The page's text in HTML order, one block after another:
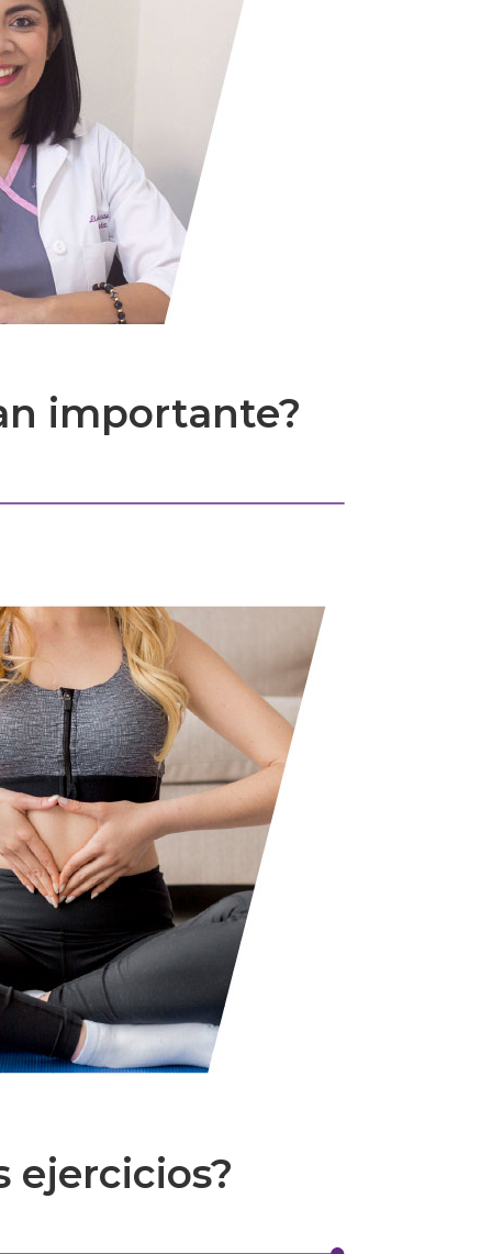
importante?
ejercicios?